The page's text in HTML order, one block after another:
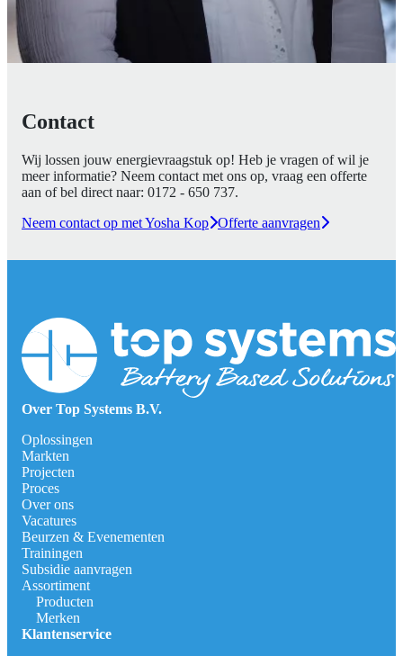
Contact
Wij lossen jouw energievraagstuk op! Heb je vragen of wil je
meer informatie? Neem contact met ons op, vraag een offerte
aan of bel direct naar: 0172 - 650 737.
Neem contact op met Yosha Kop Offerte aanvragen
Over Top Systems B.V.
Oplossingen
Markten
Projecten
Proces
Over ons
Vacatures
Beurzen & Evenementen
Trainingen
Subsidie aanvragen
Assortiment
Producten
Merken
Klantenservice